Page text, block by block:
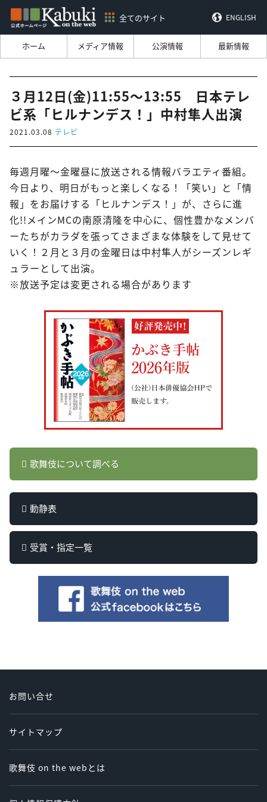
全てのサイト ENGLISH
ホーム メディア情報 公演情報 最新情報
３月12日(金)11:55～13:55 日本テレ
ビ系「ヒルナンデス！」中村隼人出演
2021.03.08 テレビ
毎週月曜～金曜昼に放送される情報バラエティ番組。
今日より、明日がもっと楽しくなる！「笑い」と「情
報」をお届けする「ヒルナンデス！」が、さらに進
化!!メインMCの南原清隆を中心に、個性豊かなメンバ
ーたちがカラダを張ってさまざまな体験をして見せて
いく！２月と３月の金曜日は中村隼人がシーズンレギ
ュラーとして出演。
※放送予定は変更される場合があります
歌舞伎について調べる
動静表
受賞・指定一覧
お問い合せ
サイトマップ
歌舞伎 on the webとは